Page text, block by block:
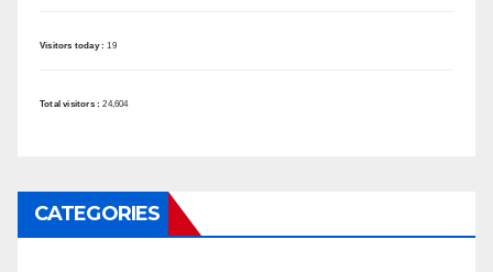
Visitors today :19
Total visitors :24,604
CATEGORIES